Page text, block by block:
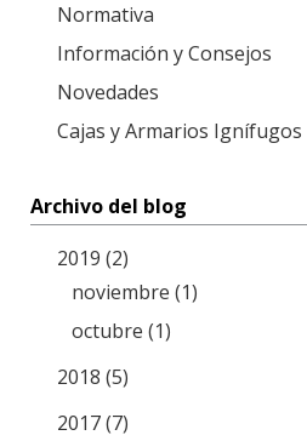
Normativa
Información y Consejos
Novedades
Cajas y Armarios Ignífugos
Archivo del blog
2019 (2)
noviembre (1)
octubre (1)
2018 (5)
2017 (7)